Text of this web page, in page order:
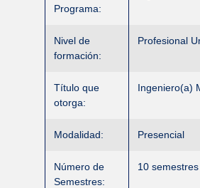
Programa:
Nivel de
formación:
Profesional
Título que
otorga:
Ingeniero(a)
Modalidad: Presencial
Número de
Semestres:
10 semestres